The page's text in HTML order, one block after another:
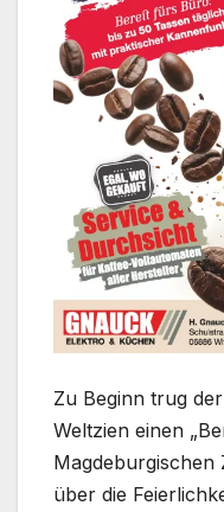
Zu Beginn trug
Weltzien einen
Magdeburgischen
über die